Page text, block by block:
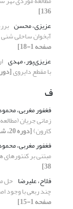
136]
عزیزی، محسن
آبخوان ساحلی شنی
صفحه 1-18]
عزیزی‌پور، مهدی
با مقطع دایروی[دوره 20، شماره 4،
ف
فغفور مغربی،
زمانی جریان
کارون)[دوره 20، شماره 3، 1404، صفحه 17-36]
فغفور مغربی،
مبتنی بر
38]
فلاح، علیرضا حل
چند ربعی با
صفحه 1-15]